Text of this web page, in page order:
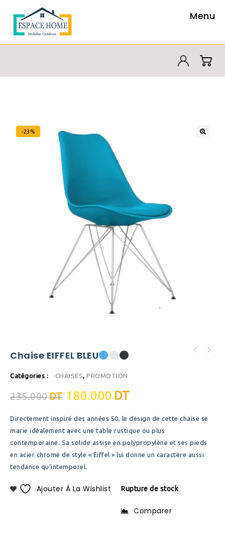
Menu
-23%
Chaise EIFFEL BLEU
Catégories : CHAISES, PROMOTION
235.000DT 180.000 DT
Directement inspiré des années 50, le design de cette chaise se
marie idéalement avec une table rustique ou plus
contemporaine. Sa solide assise en polypropylène et ses pieds
en acier chromé de style « Eiffel » lui donne un caractère aussi
tendance qu’intemporel.
Rupture de stock
Ajouter À La Wishlist
Comparer